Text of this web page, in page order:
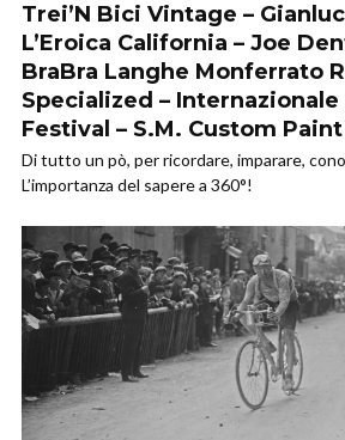
Trei’N Bici Vintage –
L’Eroica California – Joe
BraBra Langhe Monferrato
Specialized –
Festival – S.M. Custom Paint
Di tutto un pò, per ricordare, imparare,
L’importanza del sapere a 360°!